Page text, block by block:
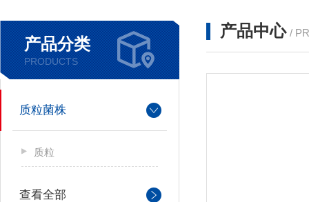
产品分类
PRODUCTS
质粒菌株
质粒
查看全部
产品中心 /